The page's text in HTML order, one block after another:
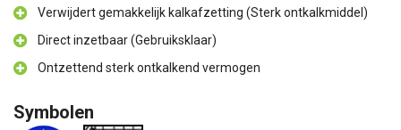
Verwijdert gemakkelijk kalkafzetting (Sterk ontkalkmiddel)
Direct inzetbaar (Gebruiksklaar)
Ontzettend sterk ontkalkend vermogen
Symbolen